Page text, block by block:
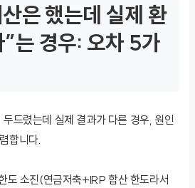
은 했는데 실제 환
는 경우: 오차 5가
드렸는데 실제 결과가 다른 경우, 원인
합니다.
도 소진(연금저축+IRP 합산 한도라서